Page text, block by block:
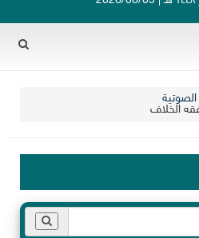
الصوتية
الخلاف